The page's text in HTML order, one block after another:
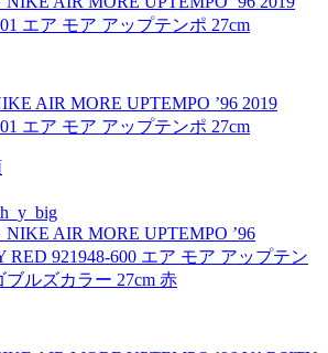
AIR MORE UPTEMPO ’96 2019
エア モア アップテンポ 27cm